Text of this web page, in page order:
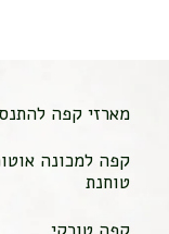
מארזי קפה
קפה למכונה
טוחנת